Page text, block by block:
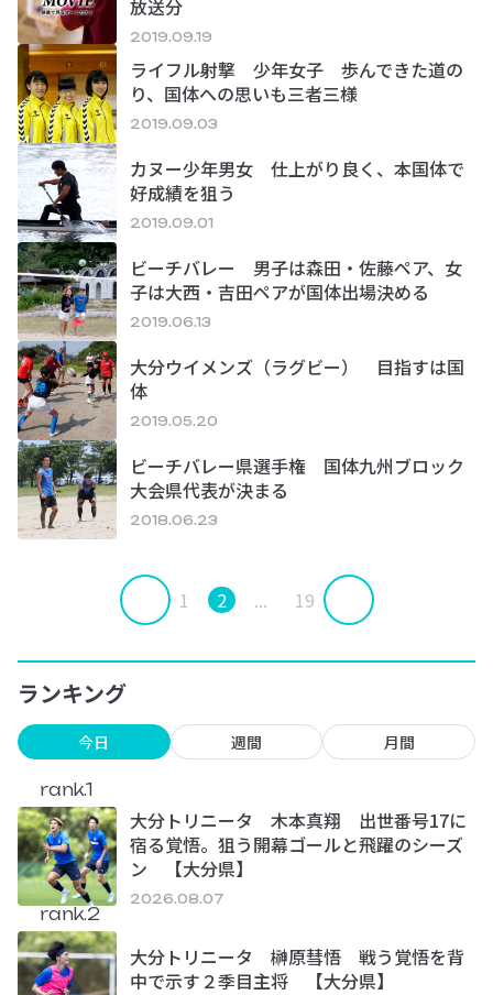
放送分
2019.09.19
ライフル射撃 少年女子 歩んできた道の
り、国体への思いも三者三様
2019.09.03
カヌー少年男女 仕上がり良く、本国体で
好成績を狙う
2019.09.01
ビーチバレー 男子は森田・佐藤ペア、女
子は大西・吉田ペアが国体出場決める
2019.06.13
大分ウイメンズ（ラグビー） 目指すは国
体
2019.05.20
ビーチバレー県選手権 国体九州ブロック
大会県代表が決まる
2018.06.23
1 2 ... 19
ランキング
今日 週間 月間
rank.1
大分トリニータ 木本真翔 出世番号17に
宿る覚悟。狙う開幕ゴールと飛躍のシーズ
ン 【大分県】
2026.08.07
rank.2
大分トリニータ 榊原彗悟 戦う覚悟を背
中で示す２季目主将 【大分県】